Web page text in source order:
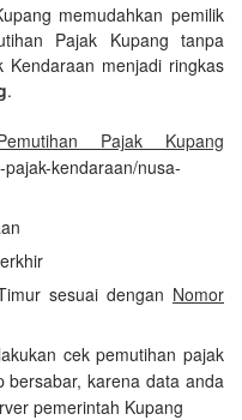
memudahkan pemilik
Pajak Kupang tanpa
Kendaraan menjadi ringkas
.
Pajak Kupang
kendaraan/nusa-
sesuai dengan Nomor
cek pemutihan pajak
karena data anda
pemerintah Kupang